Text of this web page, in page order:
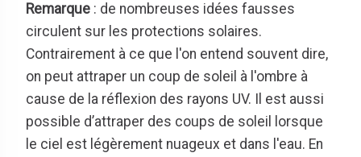
Remarque : de nombreuses idées fausses
circulent sur les protections solaires.
Contrairement à ce que l'on entend souvent dire,
on peut attraper un coup de soleil à l'ombre à
cause de la réflexion des rayons UV. Il est aussi
possible d’attraper des coups de soleil lorsque
le ciel est légèrement nuageux et dans l'eau. En